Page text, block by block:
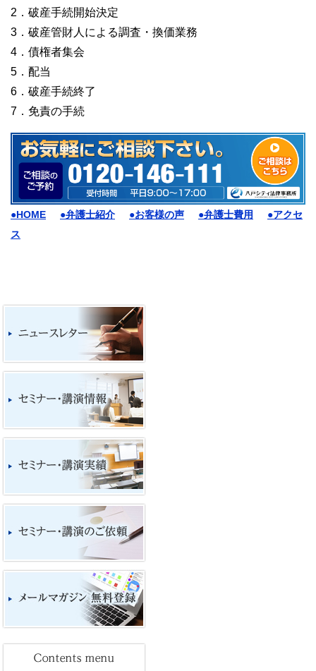
2．破産手続開始決定
3．破産管財人による調査・換価業務
4．債権者集会
5．配当
6．破産手続終了
7．免責の手続
●HOME ●弁護士紹介 ●お客様の声 ●弁護士費用
●アクセ
ス